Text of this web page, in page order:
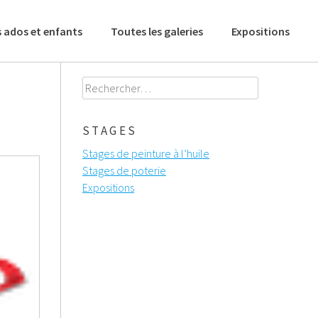
ados et enfants Toutes les galeries Expositions
Rechercher :
STAGES
Stages de peinture à l’huile
Stages de poterie
Expositions